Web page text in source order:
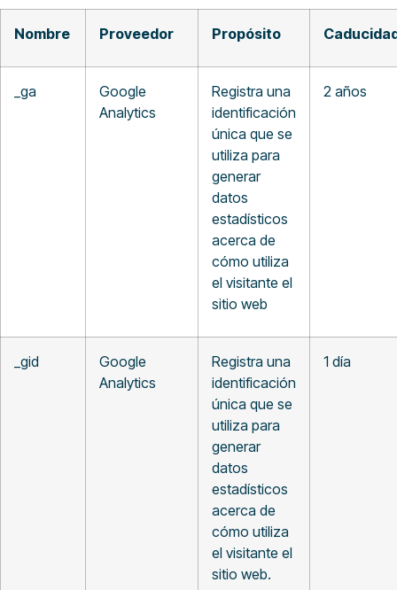
Nombre Proveedor Propósito
_ga
Google
Analytics
Registra una
identificación
única que se
utiliza para
generar
datos
estadísticos
acerca de
cómo utiliza
el visitante el
sitio web
2 años
_gid
Google
Analytics
Registra una
identificación
única que se
utiliza para
generar
datos
estadísticos
acerca de
cómo utiliza
el visitante el
sitio web.
1 día